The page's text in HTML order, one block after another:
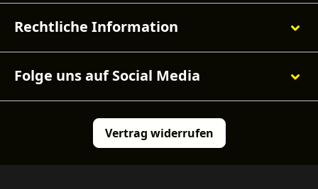
Rechtliche Information
Folge uns auf Social Media
Vertrag widerrufen